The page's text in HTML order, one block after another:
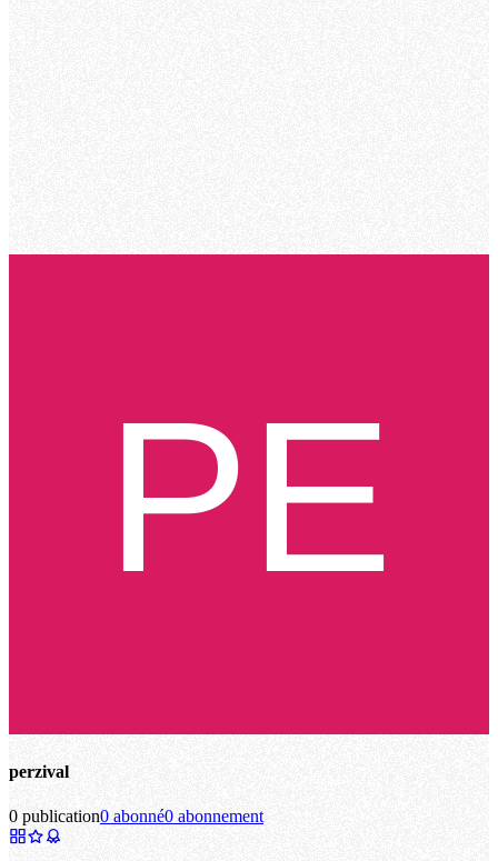
perzival
0 publication0 abonné0 abonnement